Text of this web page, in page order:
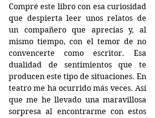
Compré este libro con esa curiosidad
que despierta leer unos relatos de
un compañero que aprecias y, al
mismo tiempo, con el temor de no
convencerte como escritor. Esa
dualidad de sentimientos que te
producen este tipo de situaciones. En
teatro me ha ocurrido más veces. Así
que me he llevado una maravillosa
sorpresa al encontrarme con estos